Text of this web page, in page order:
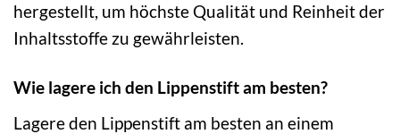
hergestellt, um höchste Qualität und Reinheit der
Inhaltsstoffe zu gewährleisten.
Wie lagere ich den Lippenstift am besten?
Lagere den Lippenstift am besten an einem